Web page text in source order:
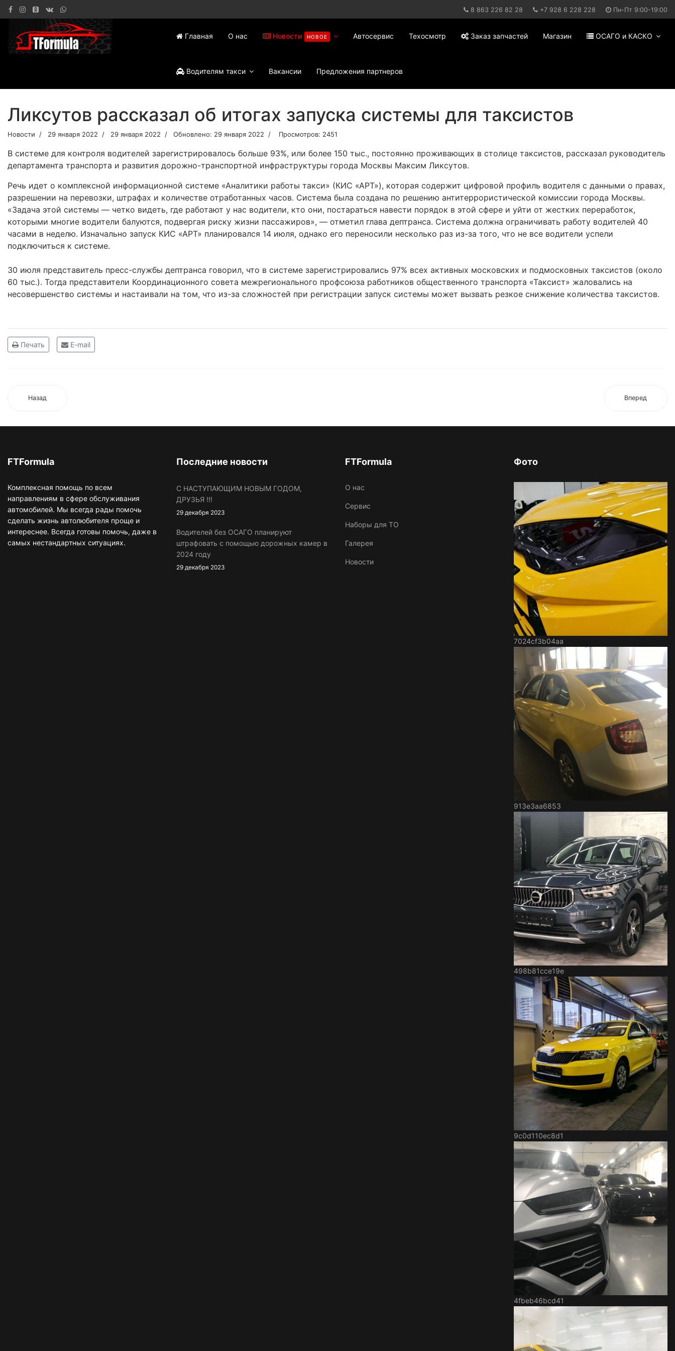
8 863 226 82 28 +7 928 6 228 228 Пн-Пт 9:00-19:00
Главная О нас Новости НОВОЕ Автосервис Техосмотр Заказ запчастей Магазин ОСАГО и КАСКО
Водителям такси Вакансии Предложения партнеров
Ликсутов рассказал об итогах запуска системы для таксистов
Новости 29 января 2022 29 января 2022 Обновлено: 29 января 2022 Просмотров: 2451
В системе для контроля водителей зарегистрировалось больше 93%, или более 150 тыс., постоянно проживающих в столице таксистов, рассказал руководитель
департамента транспорта и развития дорожно-транспортной инфраструктуры города Москвы Максим Ликсутов.
Речь идет о комплексной информационной системе «Аналитики работы такси» (КИС «АРТ»), которая содержит цифровой профиль водителя с данными о правах,
разрешении на перевозки, штрафах и количестве отработанных часов. Система была создана по решению антитеррористической комиссии города Москвы.
«Задача этой системы — четко видеть, где работают у нас водители, кто они, постараться навести порядок в этой сфере и уйти от жестких переработок,
которыми многие водители балуются, подвергая риску жизни пассажиров», — отметил глава дептранса. Система должна ограничивать работу водителей 40
часами в неделю. Изначально запуск КИС «АРТ» планировался 14 июля, однако его переносили несколько раз из-за того, что не все водители успели
подключиться к системе.
30 июля представитель пресс-службы дептранса говорил, что в системе зарегистрировались 97% всех активных московских и подмосковных таксистов (около
60 тыс.). Тогда представители Координационного совета межрегионального профсоюза работников общественного транспорта «Таксист» жаловались на
несовершенство системы и настаивали на том, что из-за сложностей при регистрации запуск системы может вызвать резкое снижение количества таксистов.
Печать E-mail
Назад Вперед
FTFormula
Комплексная помощь по всем
направлениям в сфере обслуживания
автомобилей. Мы всегда рады помочь
сделать жизнь автолюбителя проще и
интереснее. Всегда готовы помочь, даже в
самых нестандартных ситуациях.
Последние новости
С НАСТУПАЮЩИМ НОВЫМ ГОДОМ,
ДРУЗЬЯ !!!
29 декабря 2023
Водителей без ОСАГО планируют
штрафовать с помощью дорожных камер в
2024 году
29 декабря 2023
FTFormula
O нас
Сервис
Наборы для ТО
Галерея
Новости
Фото
7024cf3b04aa
913e3aa6853
498b81cce19e
9c0d110ec8d1
4fbeb46bcd41